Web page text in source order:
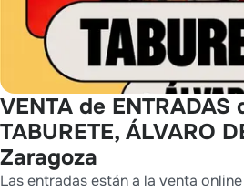
VENTA de
TABURETE, ÁLVARO
Zaragoza
Las entradas están a la venta